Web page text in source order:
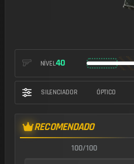
NÍVEL40
SILENCIADOR ÓPTICO
RECOMENDADO
100/100